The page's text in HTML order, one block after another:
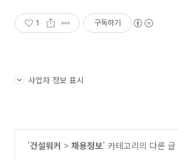
1 구독하기
사업자 정보 표시
'건설워커 > 채용정보' 카테고리의 다른 글